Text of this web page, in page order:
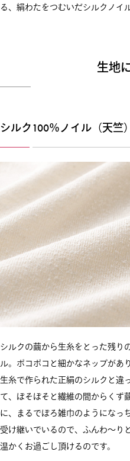
る、絹わたをつむいだシルクノイ
生地
シルク100％ノイル（天竺）
シルクの繭から生糸をとった残り
ル。ポコポコと細かなネップがあ
生糸で作られた正絹のシルクと違
て、ぼそぼそと繊維の間からくず
に、まるでぼろ雑巾のようになっ
受け継いでいるので、ふんわ～り
温かくお過ごし頂けるのです。